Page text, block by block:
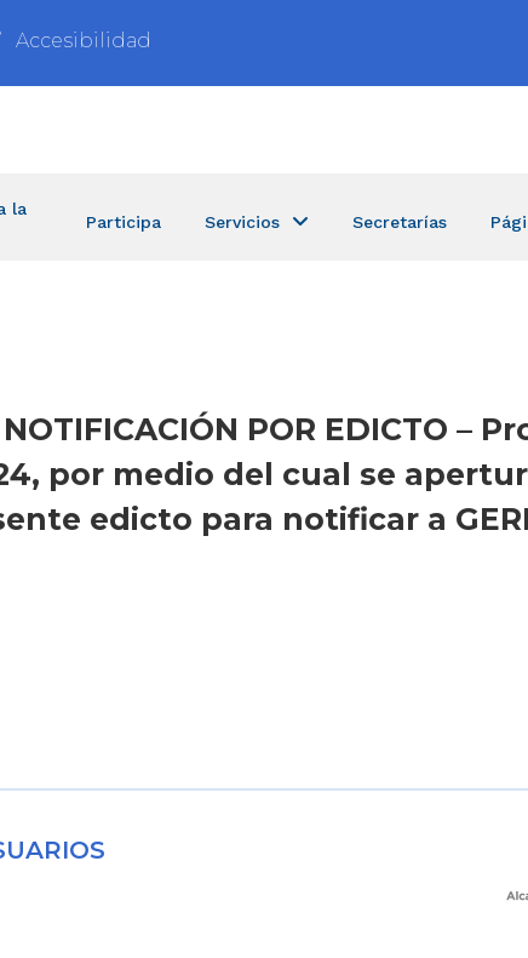
Accesibilidad
la
Participa Servicios Secretarías
POR EDICTO –
por medio del cual se
edicto para notificar a